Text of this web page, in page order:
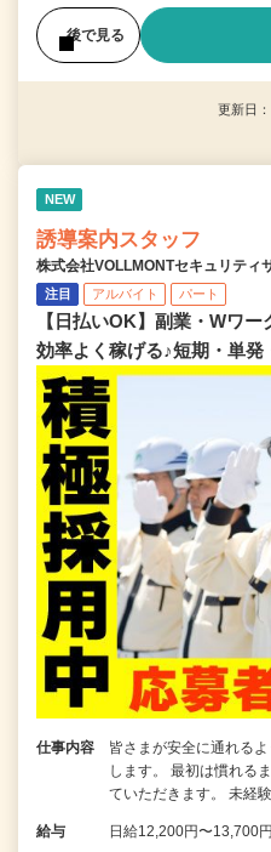
後で見る
更新日
NEW
誘導案内スタッフ
株式会社VOLLMONTセキュリティ
注目 アルバイト パート
【日払いOK】副業・Wワ
効率よく稼げる♪短期・単発
仕事内容
皆さまが安全に通れる
します。 最初は慣れる
ていただきます。 未経
給与 日給12,200円〜13,700円